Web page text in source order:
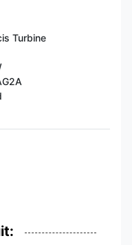
Turbine